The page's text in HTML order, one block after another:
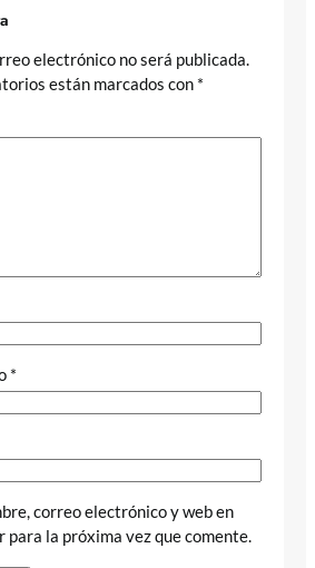
electrónico no será publicada.
están marcados con *
*
correo electrónico y web en
para la próxima vez que comente.